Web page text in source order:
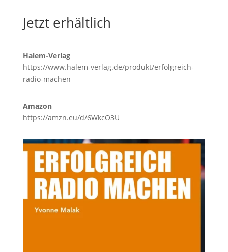
Jetzt erhältlich
Halem-Verlag
https://www.halem-verlag.de/produkt/erfolgreich-
radio-machen
Amazon
https://amzn.eu/d/6WkcO3U